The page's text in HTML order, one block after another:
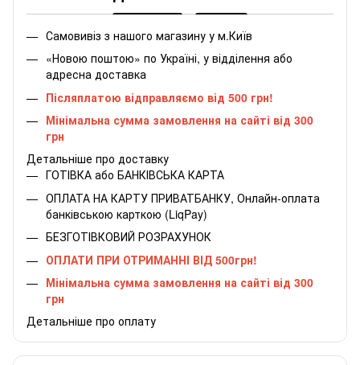
Самовивіз з нашого магазину у м.Київ
«Новою поштою» по Україні, у відділення або
адресна доставка
Післяплатою відправляємо від 500 грн!
Мінімальна сумма замовлення на сайті від 300
грн
Детальніше про доставку
ГОТІВКА або БАНКІВСЬКА КАРТА
ОПЛАТА НА КАРТУ ПРИВАТБАНКУ, Онлайн-оплата
банківською карткою (LiqPay)
БЕЗГОТІВКОВИЙ РОЗРАХУНОК
ОПЛАТИ ПРИ ОТРИМАННІ ВІД 500грн!
Мінімальна сумма замовлення на сайті від 300
грн
Детальніше про оплату